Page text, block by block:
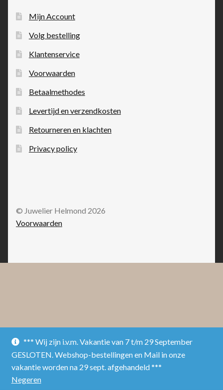
*** Wij zijn i.v.m. Vakantie van 7 t/m 29 September
GESLOTEN. Webshop-bestellingen en Mail in onze
vakantie worden na 29 sept. afgehandeld ***
Negeren
Mijn Account
Volg bestelling
Klantenservice
Voorwaarden
Betaalmethodes
Levertijd en verzendkosten
Retourneren en klachten
Privacy policy
© Juwelier Helmond 2026
Voorwaarden